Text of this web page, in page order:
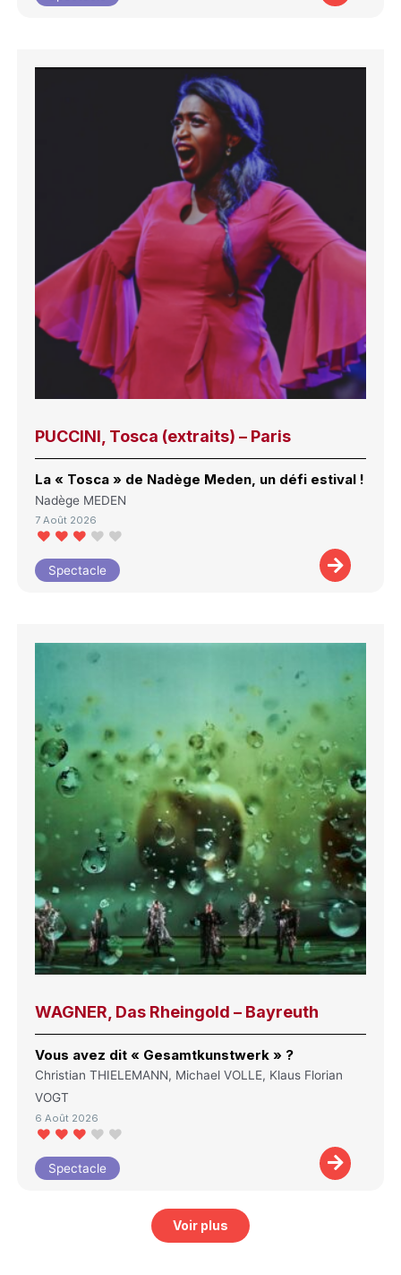
PUCCINI, Tosca (extraits) – Paris
La « Tosca » de Nadège Meden, un défi estival !
Nadège MEDEN
7 Août 2026
Spectacle
WAGNER, Das Rheingold – Bayreuth
Vous avez dit « Gesamtkunstwerk » ?
Christian THIELEMANN, Michael VOLLE, Klaus Florian
VOGT
6 Août 2026
Spectacle
Voir plus